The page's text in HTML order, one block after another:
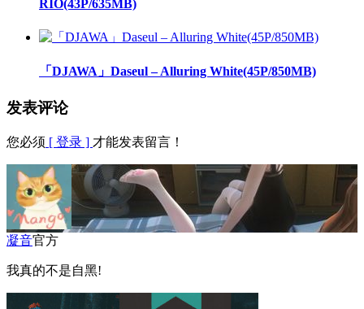
RIO(43P/635MB)
「DJAWA」Daseul – Alluring White(45P/850MB)
发表评论
您必须 [ 登录 ] 才能发表留言！
凝音官方
我真的不是自黑!